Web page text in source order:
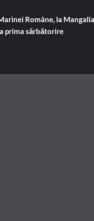
Române, la
prima sărbătorire